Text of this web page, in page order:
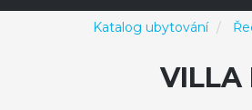
Katalog ubytování
VILLA